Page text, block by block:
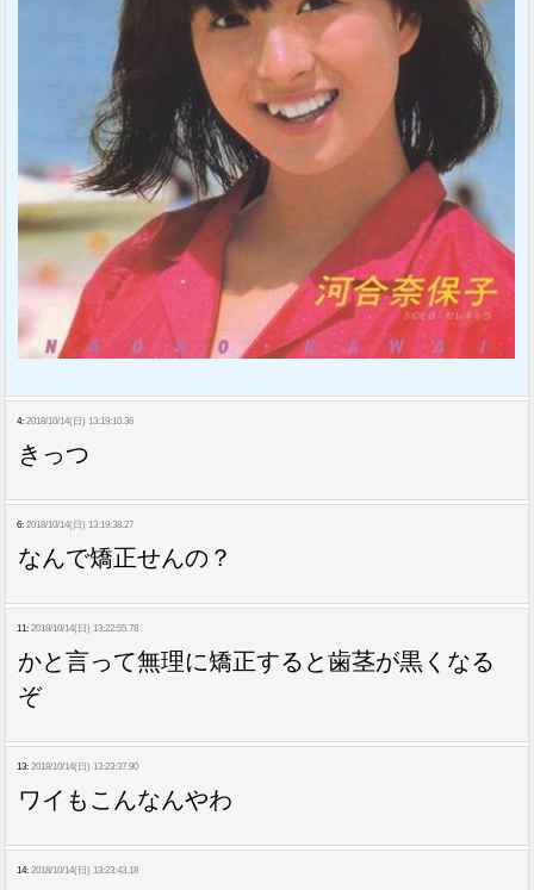
4: 2018/10/14(日) 13:19:10.36
きっつ
6: 2018/10/14(日) 13:19:38.27
なんで矯正せんの？
11: 2018/10/14(日) 13:22:55.78
かと言って無理に矯正すると歯茎が黒くなる
ぞ
13: 2018/10/14(日) 13:23:37.90
ワイもこんなんやわ
14: 2018/10/14(日) 13:23:43.18